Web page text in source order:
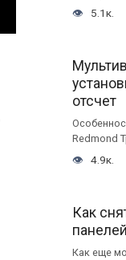
5.1к.
отсчет
Redmond
4.9к.
Как
Как еще